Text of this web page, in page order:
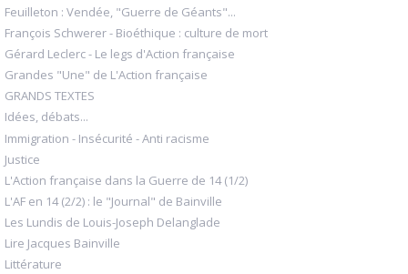
Feuilleton : Vendée, "Guerre de Géants"...
François Schwerer - Bioéthique : culture de mort
Gérard Leclerc - Le legs d'Action française
Grandes "Une" de L'Action française
GRANDS TEXTES
Idées, débats...
Immigration - Insécurité - Anti racisme
Justice
L'Action française dans la Guerre de 14 (1/2)
L'AF en 14 (2/2) : le "Journal" de Bainville
Les Lundis de Louis-Joseph Delanglade
Lire Jacques Bainville
Littérature